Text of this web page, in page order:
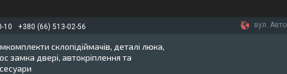
10 +380 (66) 513-02-56 вул.
склопідіймачів, деталі люка,
замка двері, автокріплення та